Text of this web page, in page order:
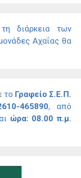
διάρκεια των
Αχαΐας θα
το Γραφείο Σ.Ε.Π.
465890, από
ώρα: 08.00 π.μ.